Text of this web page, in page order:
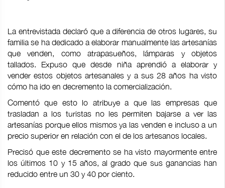
La entrevistada declaró que a diferencia de otros lugares, su
familia se ha dedicado a elaborar manualmente las artesanías
que venden, como atrapasueños, lámparas y objetos
tallados. Expuso que desde niña aprendió a elaborar y
vender estos objetos artesanales y a sus 28 años ha visto
cómo ha ido en decremento la comercialización.
Comentó que esto lo atribuye a que las empresas que
trasladan a los turistas no les permiten bajarse a ver las
artesanías porque ellos mismos ya las venden e incluso a un
precio superior en relación con el de los artesanos locales.
Precisó que este decremento se ha visto mayormente entre
los últimos 10 y 15 años, al grado que sus ganancias han
reducido entre un 30 y 40 por ciento.